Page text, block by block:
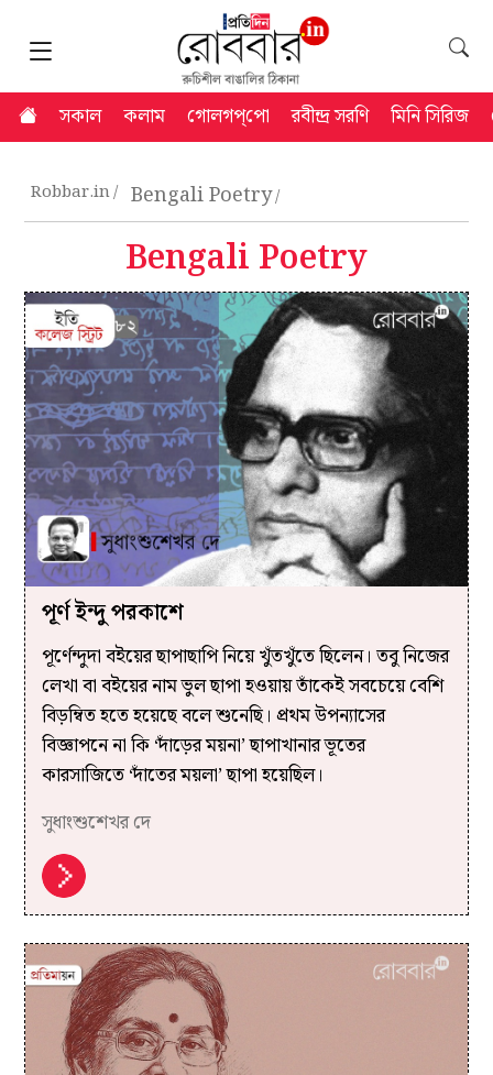
সকাল কলাম গোলগপ্‌পো রবীন্দ্র সরণি মিনি সিরিজ
Robbar.in Bengali Poetry
Bengali Poetry
পূর্ণ ইন্দু পরকাশে
পূর্ণেন্দুদা বইয়ের ছাপাছাপি নিয়ে খুঁতখুঁতে ছিলেন। তবু নিজের
লেখা বা বইয়ের নাম ভুল ছাপা হওয়ায় তাঁকেই সবচেয়ে বেশি
বিড়ম্বিত হতে হয়েছে বলে শুনেছি। প্রথম উপন্যাসের
বিজ্ঞাপনে না কি ‘দাঁড়ের ময়না’ ছাপাখানার ভূতের
কারসাজিতে ‘দাঁতের ময়লা’ ছাপা হয়েছিল।
সুধাংশুশেখর দে